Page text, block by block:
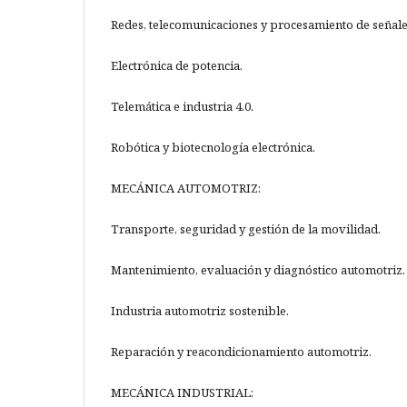
Redes, telecomunicaciones y procesamiento de
Electrónica de potencia.
Telemática e industria 4.0.
Robótica y biotecnología electrónica.
MECÁNICA AUTOMOTRIZ:
Transporte, seguridad y gestión de la movilidad.
Mantenimiento, evaluación y diagnóstico automotriz.
Industria automotriz sostenible.
Reparación y reacondicionamiento automotriz.
MECÁNICA INDUSTRIAL: